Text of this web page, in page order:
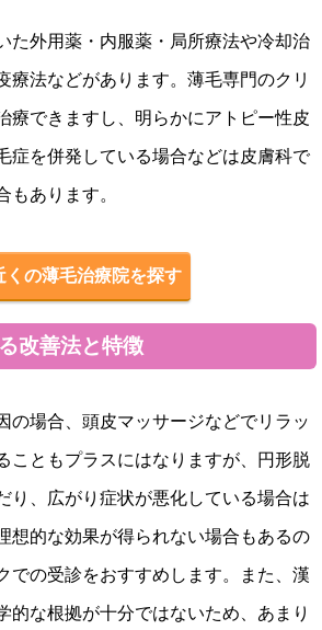
た外用薬・内服薬・局所療法や冷却治
療法などがあります。薄毛専門のクリ
療できますし、明らかにアトピー性皮
症を併発している場合などは皮膚科で
もあります。
くの薄毛治療院を探す
改善法と特徴
の場合、頭皮マッサージなどでリラッ
こともプラスにはなりますが、円形脱
り、広がり症状が悪化している場合は
想的な効果が得られない場合もあるの
での受診をおすすめします。また、漢
的な根拠が十分ではないため、あまり